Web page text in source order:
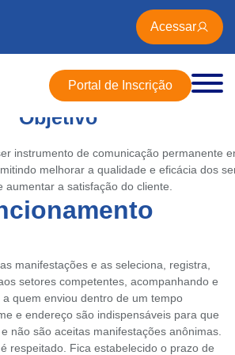
Acessar
Portal de Inscrição
do UNI-RN para receber
interna e externa. O setor
imparcial, estando diretamente ligado à
Objetivo
instrumento de comunicação permanente
melhorar a qualidade e eficácia dos
aumentar a satisfação do cliente.
manifestações e as seleciona, registra,
setores competentes, acompanhando e
a quem enviou dentro de um tempo
e endereço são indispensáveis para que
não são aceitas manifestações anônimas.
respeitado. Fica estabelecido o prazo de